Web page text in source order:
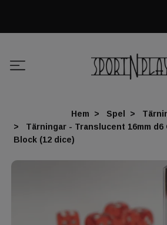
Hem Spel
Tärningar - Translucent 16mm
Block (12 dice)